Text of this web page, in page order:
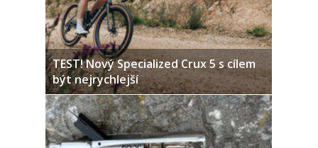
TEST! Nový Specialized Crux 5 s cílem
být nejrychlejší